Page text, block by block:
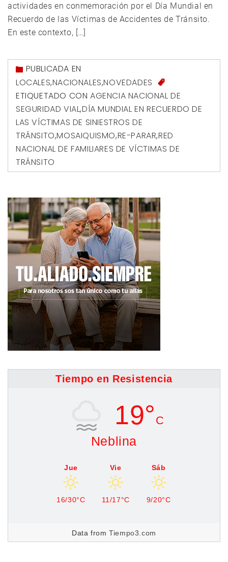
actividades en conmemoración por el Día Mundial en
Recuerdo de las Víctimas de Accidentes de Tránsito.
En este contexto, […]
PUBLICADA EN
LOCALES,NACIONALES,NOVEDADES
ETIQUETADO CON AGENCIA NACIONAL DE
SEGURIDAD VIAL,DÍA MUNDIAL EN RECUERDO DE
LAS VÍCTIMAS DE SINIESTROS DE
TRÁNSITO,MOSAIQUISMO,RE-PARAR,RED
NACIONAL DE FAMILIARES DE VÍCTIMAS DE
TRÁNSITO
Tiempo en Resistencia
19° C
Neblina
Jue
16/30°C
Vie
11/17°C
Sáb
9/20°C
Data fromTiempo3.com